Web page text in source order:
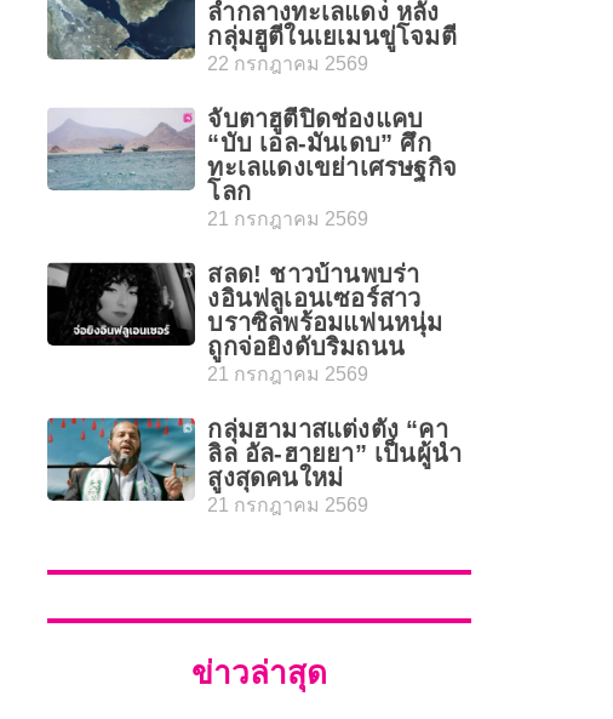
ลำกลางทะเลแดง หลัง
กลุ่มฮูตีในเยเมนขู่โจมตี
22 กรกฎาคม 2569
จับตาฮูตีปิดช่องแคบ
“บับ เอล-มันเดบ” ศึก
ทะเลแดงเขย่าเศรษฐกิจ
โลก
21 กรกฎาคม 2569
สลด! ชาวบ้านพบร่า
งอินฟลูเอนเซอร์สาว
บราซิลพร้อมแฟนหนุ่ม
ถูกจ่อยิงดับริมถนน
21 กรกฎาคม 2569
กลุ่มฮามาสแต่งตั้ง “คา
ลิล อัล-ฮายยา” เป็นผู้นำ
สูงสุดคนใหม่
21 กรกฎาคม 2569
ข่าวล่าสุด